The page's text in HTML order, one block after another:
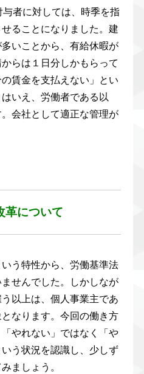
者に対しては、時季を指
ることになりました。建
いことから、有給休暇が
らは１日分しかもらって
賃金を支払えない」とい
いえ、労働者である以
。会社として適正な管理が
革について
う特性から、労働基準法
せんでした。しかしなが
以上は、個人事業主であ
なります。今回の働き方
やれない」ではなく「や
う状況を認識し、少しず
ましょう。